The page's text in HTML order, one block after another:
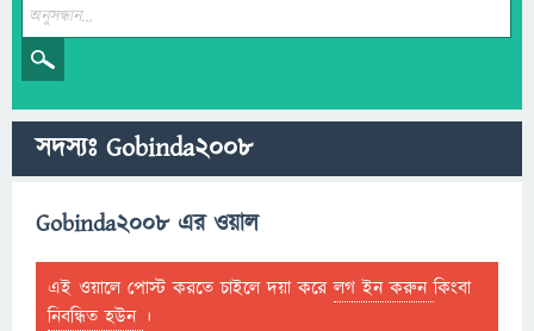
সদস্যঃ Gobinda2008
Gobinda2008 এর ওয়াল
এই ওয়ালে পোস্ট করতে চাইলে দয়া করেলগ ইন করুনকিংবা
নিবন্ধিত হউন ।